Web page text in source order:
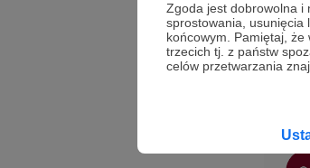
Zgoda jest dobrowolna i
sprostowania, usunięcia
końcowym. Pamiętaj,
trzecich tj. z państw
celów przetwarzania
Góry